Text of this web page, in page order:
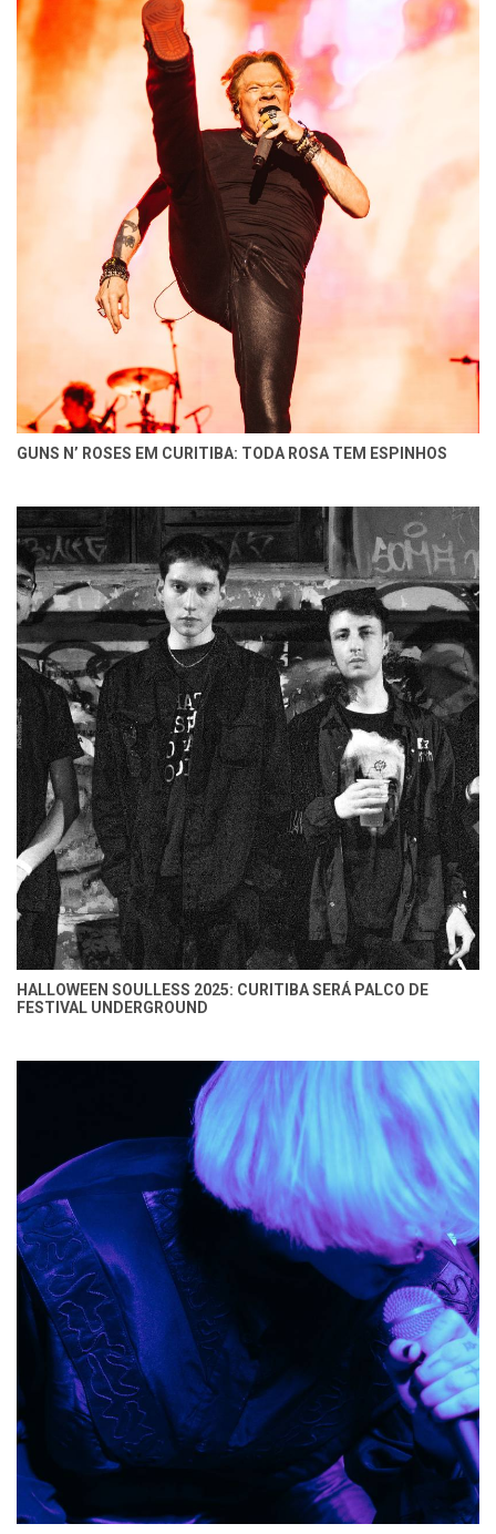
GUNS N’ ROSES EM CURITIBA: TODA ROSA TEM ESPINHOS
HALLOWEEN SOULLESS 2025: CURITIBA SERÁ PALCO DE
FESTIVAL UNDERGROUND